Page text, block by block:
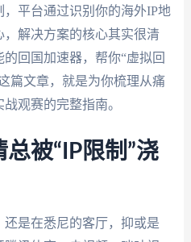
平台通过识别你的海外IP地
解决方案的核心其实很清
回国加速器，帮你“虚拟回
篇文章，就是为你梳理从痛
观赛的完整指南。
被“IP限制”浇
是在悉尼的客厅，抑或是